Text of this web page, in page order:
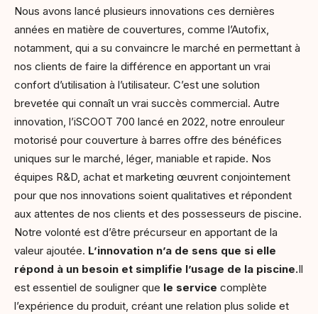
Nous avons lancé plusieurs innovations ces dernières
années en matière de couvertures, comme l’Autofix,
notamment, qui a su convaincre le marché en permettant à
nos clients de faire la différence en apportant un vrai
confort d’utilisation à l’utilisateur. C’est une solution
brevetée qui connaît un vrai succès commercial. Autre
innovation, l’iSCOOT 700 lancé en 2022, notre enrouleur
motorisé pour couverture à barres offre des bénéfices
uniques sur le marché, léger, maniable et rapide. Nos
équipes R&D, achat et marketing œuvrent conjointement
pour que nos innovations soient qualitatives et répondent
aux attentes de nos clients et des possesseurs de piscine.
Notre volonté est d’être précurseur en apportant de la
valeur ajoutée. L’innovation n’a de sens que si elle
répond à un besoin et simplifie l’usage de la piscine.Il
est essentiel de souligner que le service complète
l’expérience du produit, créant une relation plus solide et